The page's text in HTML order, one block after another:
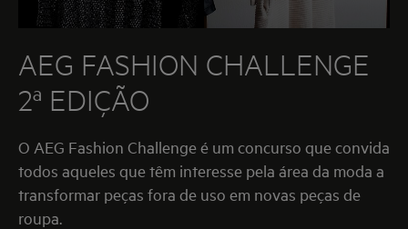
AEG FASHION CHALLENGE
2ª EDIÇÃO
O AEG Fashion Challenge é um concurso que convida
todos aqueles que têm interesse pela área da moda a
transformar peças fora de uso em novas peças de
roupa.